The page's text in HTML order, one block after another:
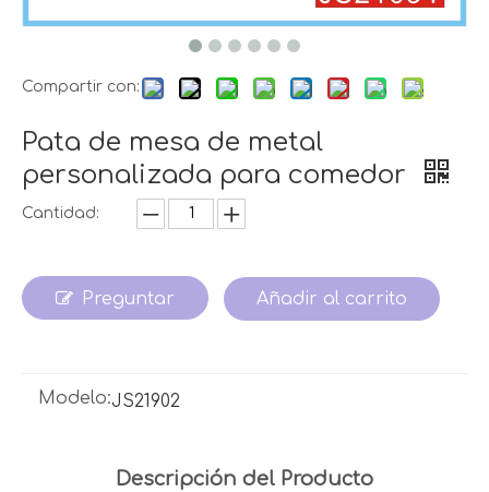
Compartir con:
Pata de mesa de metal
personalizada para comedor
Cantidad:
Preguntar Añadir al carrito
Modelo:JS21902
Descripción del Producto